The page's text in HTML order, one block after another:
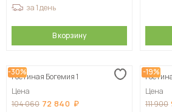
за 1 день
В корзину
-30%
Гостиная Богемия 1
Цена
104 060 72 840
-19%
Цена
111 900